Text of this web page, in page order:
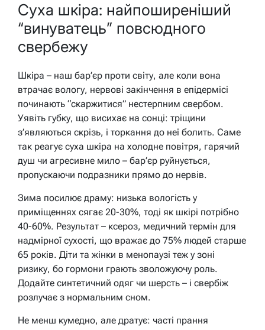
Суха шкіра: найпоширеніший
“винуватець” повсюдного
свербежу
Шкіра – наш бар’єр проти світу, але коли вона
втрачає вологу, нервові закінчення в епідермісі
починають “скаржитися” нестерпним свербом.
Уявіть губку, що висихає на сонці: тріщини
з’являються скрізь, і торкання до неї болить. Саме
так реагує суха шкіра на холодне повітря, гарячий
душ чи агресивне мило – бар’єр руйнується,
пропускаючи подразники прямо до нервів.
Зима посилює драму: низька вологість у
приміщеннях сягає 20-30%, тоді як шкірі потрібно
40-60%. Результат – ксероз, медичний термін для
надмірної сухості, що вражає до 75% людей старше
65 років. Діти та жінки в менопаузі теж у зоні
ризику, бо гормони грають зволожуючу роль.
Додайте синтетичний одяг чи шерсть – і свербіж
розлучає з нормальним сном.
Не менш кумедно, але дратує: часті прання